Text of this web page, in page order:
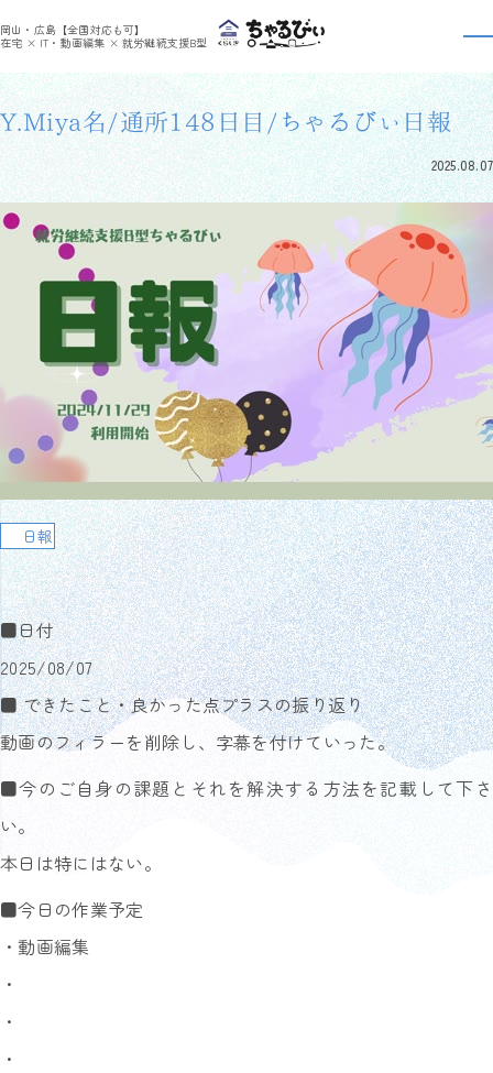
岡山・広島【全国対応も可】
在宅 × IT・動画編集 × 就労継続支援B型
利用者さんの日報 >
利用者さんの日報
Y.Miya名/通所148日目/ちゃるびぃ日報
2025.08.07
日報
■日付
2025/08/07
■ できたこと・良かった点プラスの振り返り
動画のフィラーを削除し、字幕を付けていった。
■今のご自身の課題とそれを解決する方法を記載して下さ
い。
本日は特にはない。
■今日の作業予定
・動画編集
・
・
・